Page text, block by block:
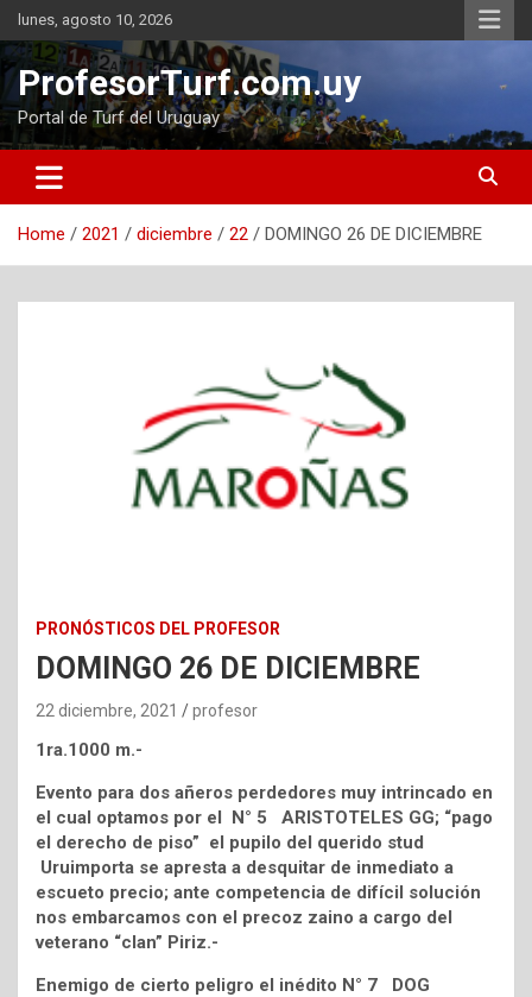
Skip
to
content
lunes, agosto 10, 2026
ProfesorTurf.com.uy
Portal de Turf del Uruguay
Home 2021 diciembre 22 DOMINGO 26 DE DICIEMBRE
PRONÓSTICOS DEL PROFESOR
DOMINGO 26 DE DICIEMBRE
22 diciembre, 2021 profesor
1ra.1000 m.-
Evento para dos añeros perdedores muy intrincado en
el cual optamos por el N° 5 ARISTOTELES GG; “pago
el derecho de piso” el pupilo del querido stud
Uruimporta se apresta a desquitar de inmediato a
escueto precio; ante competencia de difícil solución
nos embarcamos con el precoz zaino a cargo del
veterano “clan” Piriz.-
Enemigo de cierto peligro el inédito N° 7 DOG